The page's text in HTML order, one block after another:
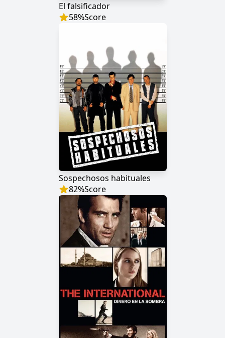
El falsificador
58%Score
Sospechosos habituales
82%Score